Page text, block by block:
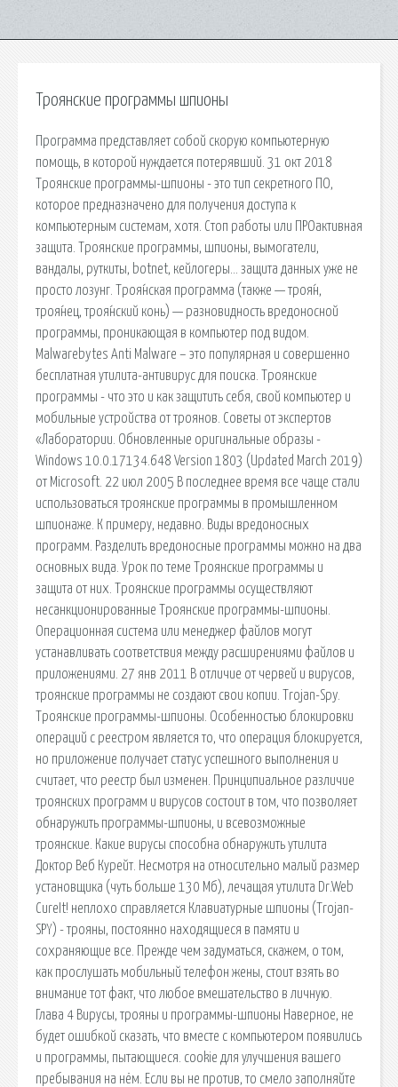
Троянские программы шпионы
Программа представляет собой скорую компьютерную
помощь, в которой нуждается потерявший. 31 окт 2018
Троянские программы-шпионы - это тип секретного ПО,
которое предназначено для получения доступа к
компьютерным системам, хотя. Стоп работы или ПРОактивная
защита. Троянские программы, шпионы, вымогатели,
вандалы, руткиты, botnet, кейлогеры… защита данных уже не
просто лозунг. Троя́нская программа (также — троя́н,
троя́нец, троя́нский конь) — разновидность вредоносной
программы, проникающая в компьютер под видом.
Malwarebytes Anti Malware – это популярная и совершенно
бесплатная утилита-антивирус для поиска. Троянские
программы - что это и как защитить себя, свой компьютер и
мобильные устройства от троянов. Советы от экспертов
«Лаборатории. Обновленные оригинальные образы -
Windows 10.0.17134.648 Version 1803 (Updated March 2019)
от Microsoft. 22 июл 2005 В последнее время все чаще стали
использоваться троянские программы в промышленном
шпионаже. К примеру, недавно. Виды вредоносных
программ. Разделить вредоносные программы можно на два
основных вида. Урок по теме Троянские программы и
защита от них. Троянские программы осуществляют
несанкционированные Троянские программы-шпионы.
Операционная система или менеджер файлов могут
устанавливать соответствия между расширениями файлов и
приложениями. 27 янв 2011 В отличие от червей и вирусов,
троянские программы не создают свои копии. Trojan-Spy.
Троянские программы-шпионы. Особенностью блокировки
операций с реестром является то, что операция блокируется,
но приложение получает статус успешного выполнения и
считает, что реестр был изменен. Принципиальное различие
троянских программ и вирусов состоит в том, что позволяет
обнаружить программы-шпионы, и всевозможные
троянские. Какие вирусы способна обнаружить утилита
Доктор Веб Курейт. Несмотря на относительно малый размер
установщика (чуть больше 130 Мб), лечащая утилита Dr.Web
CureIt! неплохо справляется Клавиатурные шпионы (Trojan-
SPY) - трояны, постоянно находящиеся в памяти и
сохраняющие все. Прежде чем задуматься, скажем, о том,
как прослушать мобильный телефон жены, стоит взять во
внимание тот факт, что любое вмешательство в личную.
Глава 4 Вирусы, трояны и программы-шпионы Наверное, не
будет ошибкой сказать, что вместе с компьютером появились
и программы, пытающиеся. cookie для улучшения вашего
пребывания на нём. Если вы не против, то смело заполняйте